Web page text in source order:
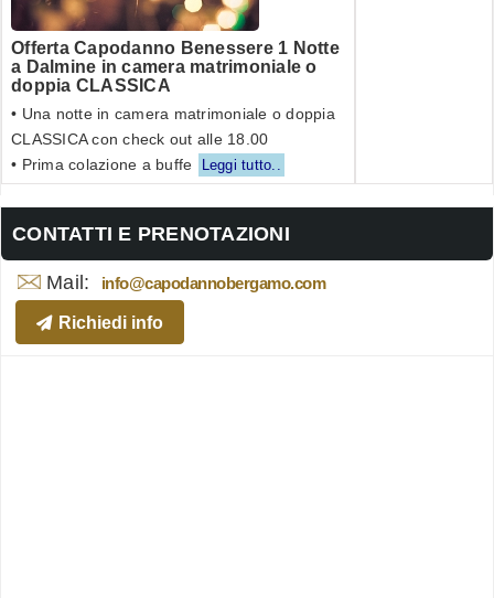
Offerta Capodanno Benessere 1 Notte
a Dalmine in camera matrimoniale o
doppia CLASSICA
• Una notte in camera matrimoniale o doppia
CLASSICA con check out alle 18.00
• Prima colazione a buffe
Leggi tutto..
CONTATTI E PRENOTAZIONI
Mail: info@capodannobergamo.com
Richiedi info